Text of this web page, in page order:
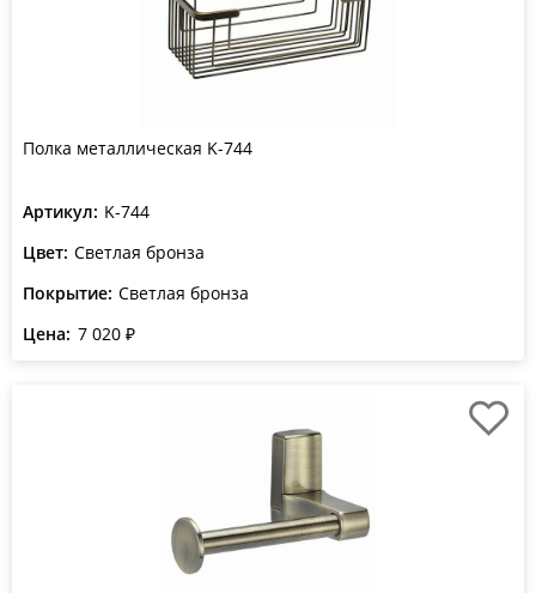
Полка металлическая K-744
Артикул: K-744
Цвет: Светлая бронза
Покрытие: Светлая бронза
Цена: 7 020 ₽